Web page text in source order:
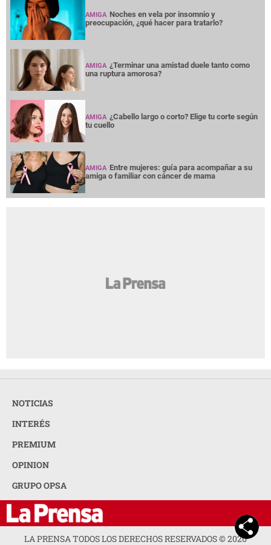
AMIGA Noches en vela por insomnio y
preocupación, ¿qué hacer para tratarlo?
AMIGA ¿Terminar una amistad duele tanto como
una ruptura amorosa?
AMIGA ¿Cabello largo o corto? Elige tu corte según
tu cuello
AMIGA Entre mujeres: guía para acompañar a su
amiga o familiar con cáncer de mama
NOTICIAS
INTERÉS
PREMIUM
OPINION
GRUPO OPSA
LA PRENSA TODOS LOS DERECHOS RESERVADOS ©2026